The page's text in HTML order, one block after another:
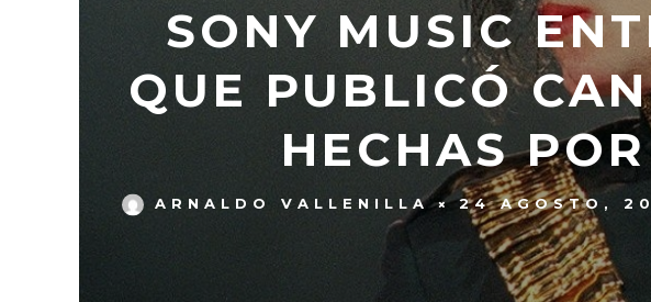
SONY MUSIC
QUE PUBLICÓ
HECHAS
ARNALDO VALLENILLA 24 AGOSTO,